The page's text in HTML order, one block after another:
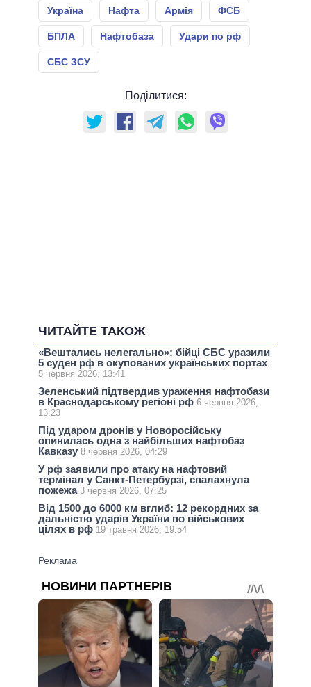
Україна Нафта Армія ФСБ
БПЛА Нафтобаза Удари по рф
СБС ЗСУ
Поділитися:
ЧИТАЙТЕ ТАКОЖ
«Вештались нелегально»: бійці СБС уразили
5 суден рф в окупованих українських портах
5 червня 2026, 13:41
Зеленський підтвердив ураження нафтобази
в Краснодарському регіоні рф 6 червня 2026,
13:23
Під ударом дронів у Новоросійську
опинилась одна з найбільших нафтобаз
Кавказу 8 червня 2026, 04:29
У рф заявили про атаку на нафтовий
термінал у Санкт-Петербурзі, спалахнула
пожежа 3 червня 2026, 07:25
Від 1500 до 6000 км вглиб: 12 рекордних за
дальністю ударів України по військових
цілях в рф 19 травня 2026, 19:54